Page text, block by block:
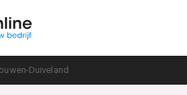
Duiveland